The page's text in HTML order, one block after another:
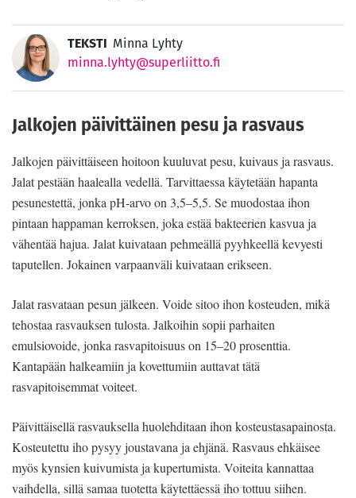
TEKSTI Minna Lyhty
minna.lyhty@superliitto.fi
Jalkojen päivittäinen pesu ja rasvaus
Jalkojen päivittäiseen hoitoon kuuluvat pesu, kuivaus ja rasvaus.
Jalat pestään haalealla vedellä. Tarvittaessa käytetään hapanta
pesunestettä, jonka pH-arvo on 3,5–5,5. Se muodostaa ihon
pintaan happaman kerroksen, joka estää bakteerien kasvua ja
vähentää hajua. Jalat kuivataan pehmeällä pyyhkeellä kevyesti
taputellen. Jokainen varpaanväli kuivataan erikseen.
Jalat rasvataan pesun jälkeen. Voide sitoo ihon kosteuden, mikä
tehostaa rasvauksen tulosta. Jalkoihin sopii parhaiten
emulsiovoide, jonka rasvapitoisuus on 15–20 prosenttia.
Kantapään halkeamiin ja kovettumiin auttavat tätä
rasvapitoisemmat voiteet.
Päivittäisellä rasvauksella huolehditaan ihon kosteustasapainosta.
Kosteutettu iho pysyy joustavana ja ehjänä. Rasvaus ehkäisee
myös kynsien kuivumista ja kupertumista. Voiteita kannattaa
vaihdella, sillä samaa tuotetta käytettäessä iho tottuu siihen.